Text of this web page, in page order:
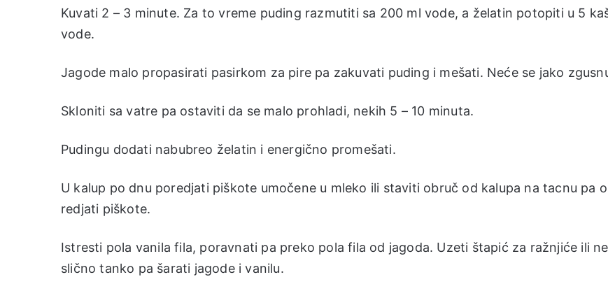
Kuvati 2 – 3 minute. Za to vreme puding razmutiti sa 200 ml vode, a želatin potopiti u 5
vode.
Jagode malo propasirati pasirkom za pire pa zakuvati puding i mešati. Neće se jako
Skloniti sa vatre pa ostaviti da se malo prohladi, nekih 5 – 10 minuta.
Pudingu dodati nabubreo želatin i energično promešati.
U kalup po dnu poredjati piškote umočene u mleko ili staviti obruč od kalupa na tacnu pa
redjati piškote.
Istresti pola vanila fila, poravnati pa preko pola fila od jagoda. Uzeti štapić za ražnjiće ili
slično tanko pa šarati jagode i vanilu.